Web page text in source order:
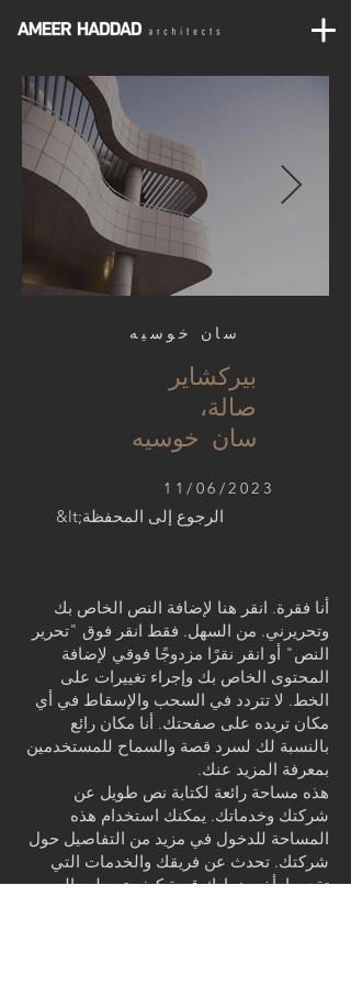
سان خوسيه
بيركشاير
صالة،
سان خوسيه
11/06/2023
&lt;الرجوع إلى المحفظة
أنا فقرة. انقر هنا لإضافة النص الخاص بك
وتحريرني. من السهل. فقط انقر فوق "تحرير
النص" أو انقر نقرًا مزدوجًا فوقي لإضافة
المحتوى الخاص بك وإجراء تغييرات على
الخط. لا تتردد في السحب والإسقاط في أي
مكان تريده على صفحتك. أنا مكان رائع
بالنسبة لك لسرد قصة والسماح للمستخدمين
بمعرفة المزيد عنك.
هذه مساحة رائعة لكتابة نص طويل عن
شركتك وخدماتك. يمكنك استخدام هذه
المساحة للدخول في مزيد من التفاصيل حول
شركتك. تحدث عن فريقك والخدمات التي
تقدمها. أخبر زوارك قصة كيف توصلت إلى